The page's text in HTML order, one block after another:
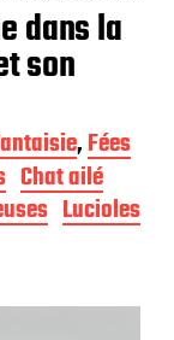
dans la
son
,Fées
Chat ailé
Lucioles